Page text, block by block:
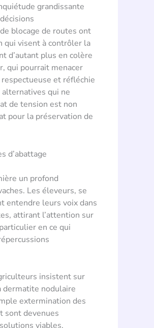
grandissante
blocage de routes ont
qui visent à contrôler la
d’autant plus en colère
qui pourrait menacer
et réfléchie
qui ne
de tension est non
pour la préservation de
d’abattage
un profond
Les éleveurs, se
entendre leurs voix dans
attirant l’attention sur
en ce qui
insistent sur
dermatite nodulaire
extermination des
sont devenues
viables.